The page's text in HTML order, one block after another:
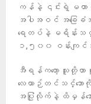
ကန်နဲ့ ၎င်းရဲ့ မဟာ
အပါအဝင် အခြေ
ရေတပ်နဲ့ မရိန်းသင်္
၁,၅၀၀ ဝန်းကျ
အီရန်ကတော့ သူတို့ဟ
လေယာဉ်တင်သင်္ဘေ
အပြုံလိုက်နဲ့ ထိမှန်အ